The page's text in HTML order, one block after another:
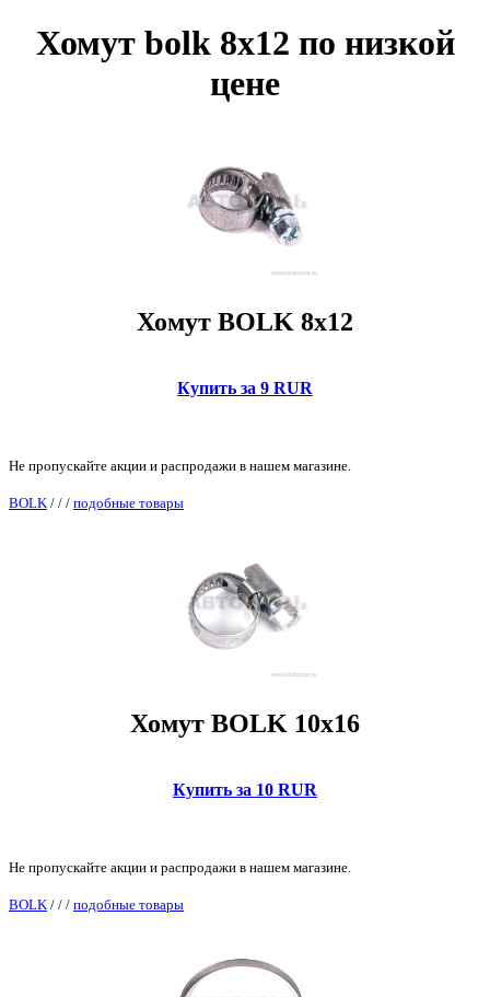
Хомут bolk 8x12 по низкой
цене
Хомут BOLK 8x12
Купить за 9 RUR
Не пропускайте акции и распродажи в нашем магазине.
BOLK / / / подобные товары
Хомут BOLK 10x16
Купить за 10 RUR
Не пропускайте акции и распродажи в нашем магазине.
BOLK / / / подобные товары